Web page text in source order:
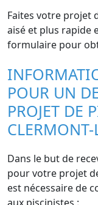
Faites votre projet
aisé et plus rapide
formulaire pour
POUR UN
PROJET DE
Dans le but de
pour votre projet
est nécessaire de